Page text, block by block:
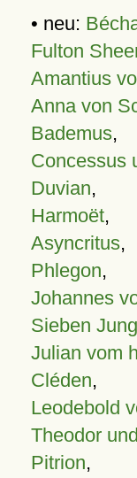
• neu:
Fulton
Amantius
Anna von
Bademus,
Concessus
Duvian,
Harmoët,
Asyncritus,
Phlegon,
Johannes
Sieben
Julian vom
Cléden,
Leodebold
Theodor
Pitrion,